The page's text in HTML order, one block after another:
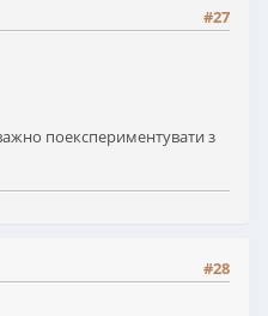
#27
поекспериментувати з
#28